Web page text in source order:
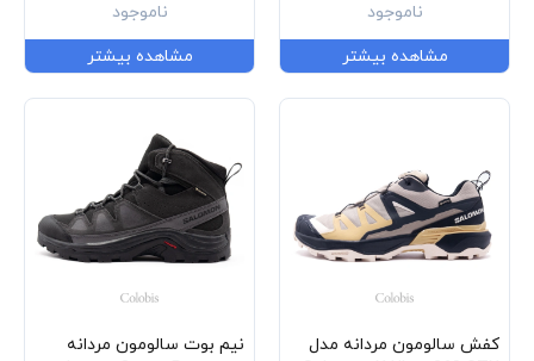
ناموجود
مشاهده بیشتر
ناموجود
مشاهده بیشتر
کفش سالومون مردانه مدل
نیم بوت سالومون مردانه